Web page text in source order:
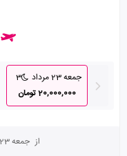
جمعه 23 مرداد
3
20,000,000 تومان
از جمعه 23 مرداد